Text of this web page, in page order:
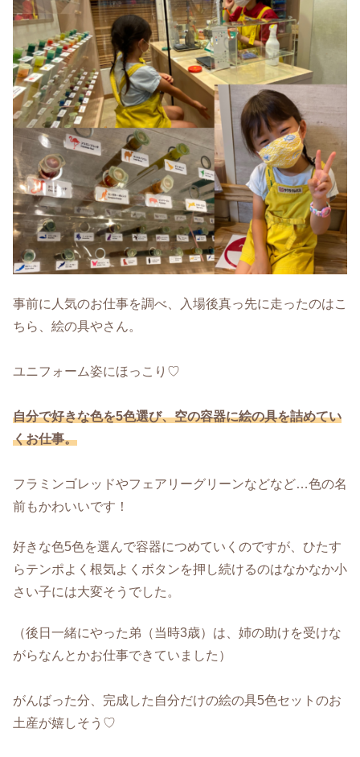
事前に人気のお仕事を調べ、入場後真っ先に走ったのはこ
ちら、絵の具やさん。
ユニフォーム姿にほっこり♡
自分で好きな色を5色選び、空の容器に絵の具を詰めてい
くお仕事。
フラミンゴレッドやフェアリーグリーンなどなど…色の名
前もかわいいです！
好きな色5色を選んで容器につめていくのですが、ひたす
らテンポよく根気よくボタンを押し続けるのはなかなか小
さい子には大変そうでした。
（後日一緒にやった弟（当時3歳）は、姉の助けを受けな
がらなんとかお仕事できていました）
がんばった分、完成した自分だけの絵の具5色セットのお
土産が嬉しそう♡